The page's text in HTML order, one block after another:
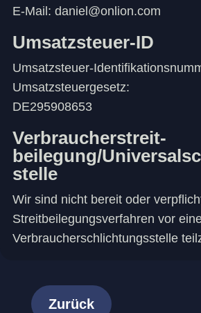
E-Mail: daniel@onlion.com
Umsatzsteuer-ID
Umsatzsteuer-
Umsatzsteuergesetz:
DE295908653
Verbraucher­streit­
beilegung/
stelle
Wir sind nicht bereit oder
Streitbeilegungsverfahren vor
Verbraucherschlichtungsstelle
Zurück